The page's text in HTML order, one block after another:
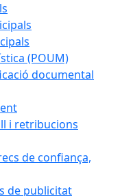
(POUM)
documental
i retribucions
de confiança,
de publicitat